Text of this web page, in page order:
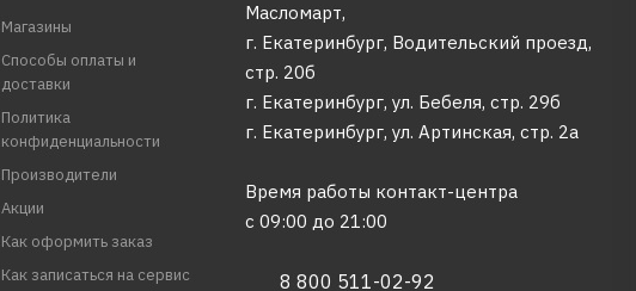
Магазины
Способы оплаты и
доставки
Политика
конфиденциальности
Производители
Акции
Как оформить заказ
Как записаться на сервис
Масломарт,
г. Екатеринбург, Водительский проезд,
стр. 20б
г. Екатеринбург, ул. Бебеля, стр. 29б
г. Екатеринбург, ул. Артинская, стр. 2а
Время работы контакт-центра
с 09:00 до 21:00
8 800 511-02-92